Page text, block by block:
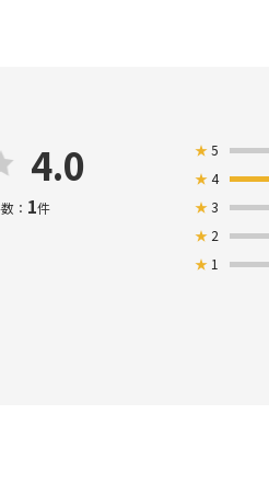
4.0
： 1件
★5
★4
★3
★ 2
★ 1